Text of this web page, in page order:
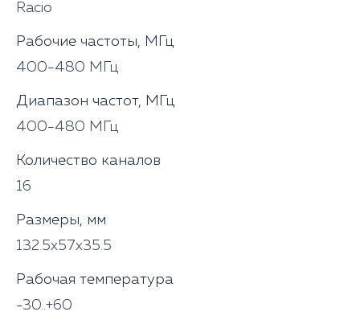
Racio
Рабочие частоты, МГц
400-480 МГц
Диапазон частот, МГц
400-480 МГц
Количество каналов
16
Размеры, мм
132.5x57x35.5
Рабочая температура
-30..+60